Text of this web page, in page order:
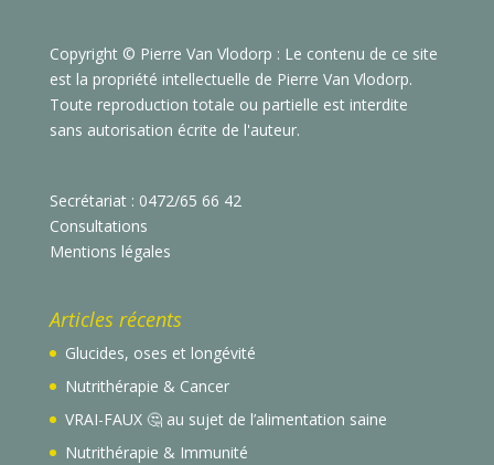
Copyright © Pierre Van Vlodorp : Le contenu de ce site
est la propriété intellectuelle de Pierre Van Vlodorp.
Toute reproduction totale ou partielle est interdite
sans autorisation écrite de l'auteur.
Secrétariat : 0472/65 66 42
Consultations
Mentions légales
Articles récents
Glucides, oses et longévité
Nutrithérapie & Cancer
VRAI-FAUX 🤔 au sujet de l’alimentation saine
Nutrithérapie & Immunité